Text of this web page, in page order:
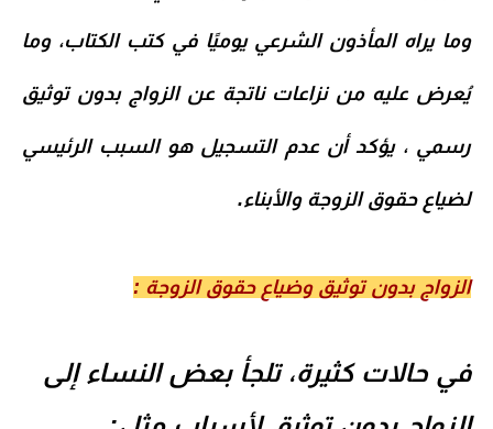
وما يراه المأذون الشرعي يوميًا في كتب الكتاب، وما
يُعرض عليه من نزاعات ناتجة عن الزواج بدون توثيق
رسمي ، يؤكد أن عدم التسجيل هو السبب الرئيسي
لضياع حقوق الزوجة والأبناء.
الزواج بدون توثيق وضياع حقوق الزوجة :
في حالات كثيرة، تلجأ بعض النساء إلى